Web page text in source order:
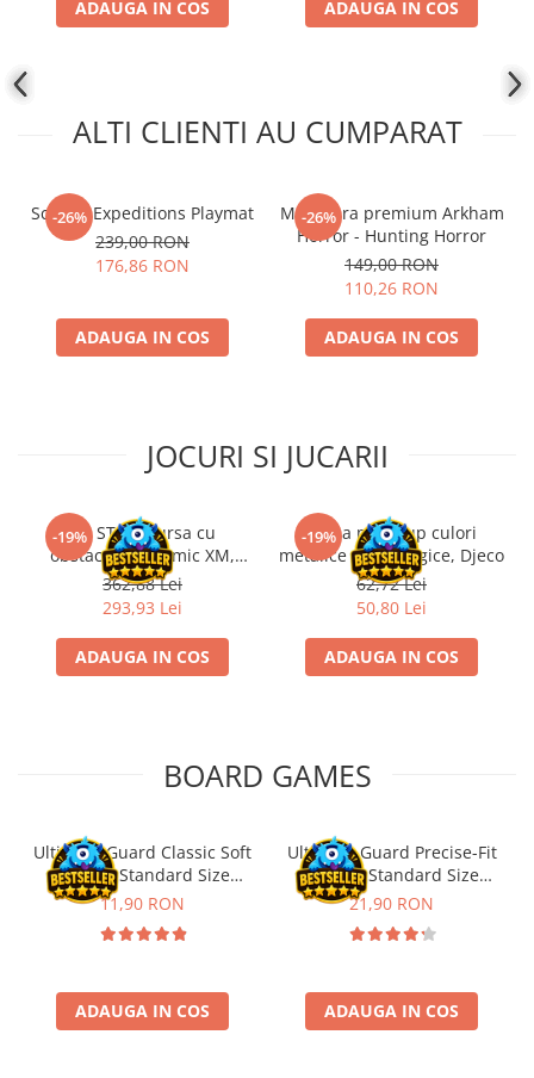
ADAUGA IN COS ADAUGA IN COS
ALTI CLIENTI AU CUMPARAT
-26%
Scythe: Expeditions Playmat
239,00 RON
176,86 RON
ADAUGA IN COS
-26%
Miniatura premium Arkham
Horror - Hunting Horror
149,00 RON
110,26 RON
ADAUGA IN COS
JOCURI SI JUCARII
-19%Kit STEM Cursa cu
obstacole Dynamic XM,
Fischertechnik
362,88 Lei
293,93 Lei
ADAUGA IN COS
-19%
Trusa make-up culori
metalice non alergice, Djeco
62,72 Lei
50,80 Lei
ADAUGA IN COS
BOARD GAMES
Ultimate Guard Classic Soft
Sleeves Standard Size
Transparent (100)
11,90 RON
ADAUGA IN COS
Ultimate Guard Precise-Fit
Sleeves Standard Size
Transparent (100)
21,90 RON
ADAUGA IN COS